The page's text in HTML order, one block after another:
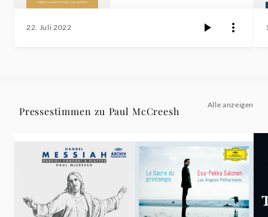
22. Juli 2022
Pressestimmen zu Paul McCreesh
Alle anzeigen